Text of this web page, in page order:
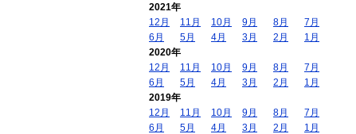
2021年
12月
11月 10月 9月 8月
7月
6月
5月 4月 3月 2月
1月
2020年
12月
11月 10月 9月 8月
7月
6月
5月 4月 3月 2月
1月
2019年
12月
11月 10月 9月 8月
7月
6月
5月 4月 3月 2月
1月